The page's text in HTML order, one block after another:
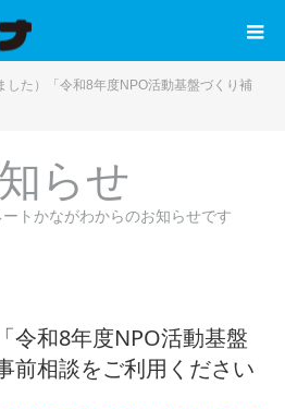
した）「令和8年度NPO活動基盤づくり補
らせ
トかながわからのお知らせです
令和8年度NPO活動基盤
前相談をご利用ください